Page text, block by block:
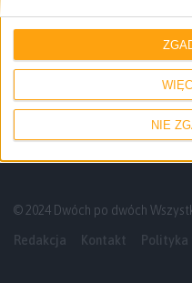
do tej witryny. Możesz w
preferencje lub wycofać
przycisk "Prywatność" na
NIE
Już 11 listopada
© 2024 Dwóch po dwóch
Redakcja Kontakt Polityka